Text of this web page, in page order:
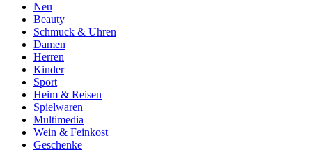
Neu
Beauty
Schmuck & Uhren
Damen
Herren
Kinder
Sport
Heim & Reisen
Spielwaren
Multimedia
Wein & Feinkost
Geschenke